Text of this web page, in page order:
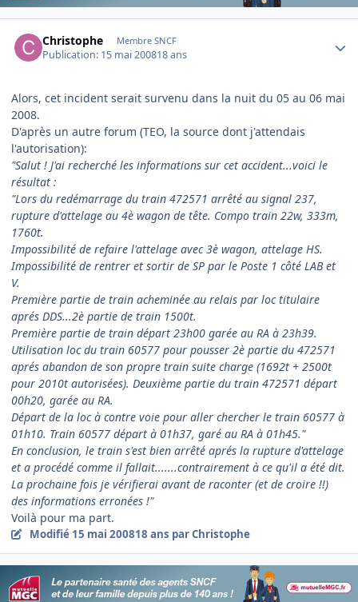
Christophe Membre SNCF
Publication: 15 mai 200818 ans
Alors, cet incident serait survenu dans la nuit du 05 au 06 mai
2008.
D'après un autre forum (TEO, la source dont j'attendais
l'autorisation):
"Salut ! J'ai recherché les informations sur cet accident...voici le
résultat :
"Lors du redémarrage du train 472571 arrêté au signal 237,
rupture d'attelage au 4è wagon de tête. Compo train 22w, 333m,
1760t.
Impossibilité de refaire l'attelage avec 3è wagon, attelage HS.
Impossibilité de rentrer et sortir de SP par le Poste 1 côté LAB et
V.
Première partie de train acheminée au relais par loc titulaire
aprés DDS...2è partie de train 1500t.
Première partie de train départ 23h00 garée au RA à 23h39.
Utilisation loc du train 60577 pour pousser 2è partie du 472571
aprés abandon de son propre train suite charge (1692t + 2500t
pour 2010t autorisées). Deuxième partie du train 472571 départ
00h20, garée au RA.
Départ de la loc à contre voie pour aller chercher le train 60577 à
01h10. Train 60577 départ à 01h37, garé au RA à 01h45."
En conclusion, le train s'est bien arrêté aprés la rupture d'attelage
et a procédé comme il fallait.......contrairement à ce qu'il a été dit.
La prochaine fois je vérifierai avant de raconter (et de croire !!)
des informations erronées !"
Voilà pour ma part.
Modifié 15 mai 200818 ans par Christophe